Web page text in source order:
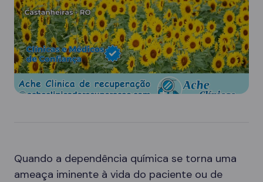
Quando a dependência química se torna uma
ameaça iminente à vida do paciente ou de